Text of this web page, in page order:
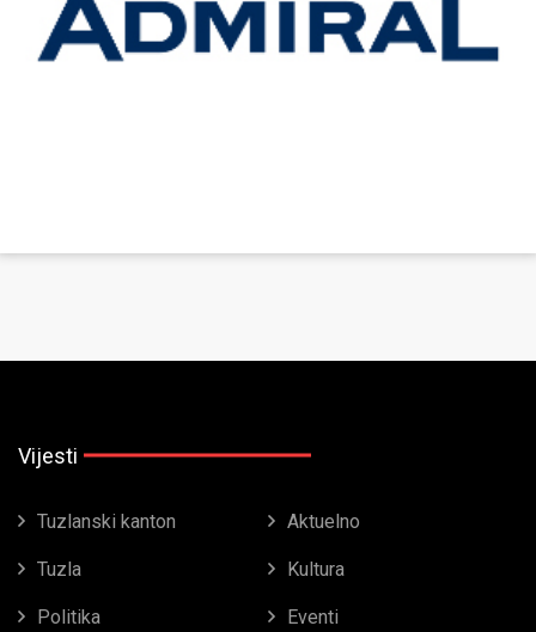
Vijesti
Tuzlanski kanton Aktuelno
Tuzla Kultura
Politika Eventi